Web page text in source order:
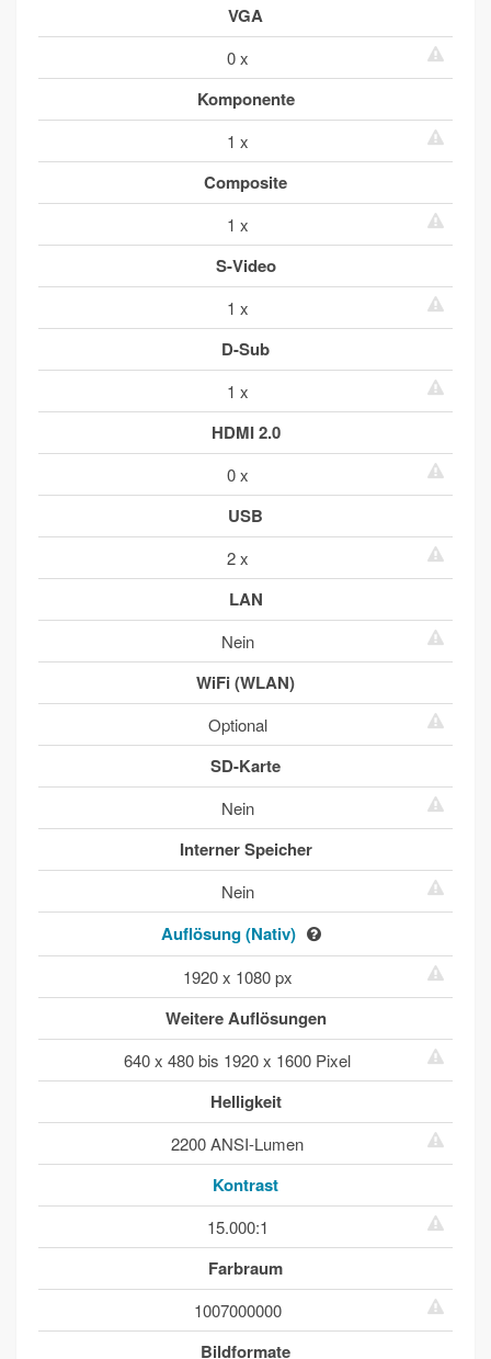
VGA
0 x
Komponente
1 x
Composite
1 x
S-Video
1 x
D-Sub
1 x
HDMI 2.0
0 x
USB
2 x
LAN
Nein
WiFi (WLAN)
Optional
SD-Karte
Nein
Interner Speicher
Nein
Auflösung (Nativ)
1920 x 1080 px
Weitere Auflösungen
640 x 480 bis 1920 x 1600 Pixel
Helligkeit
2200 ANSI-Lumen
Kontrast
15.000:1
Farbraum
1007000000
Bildformate